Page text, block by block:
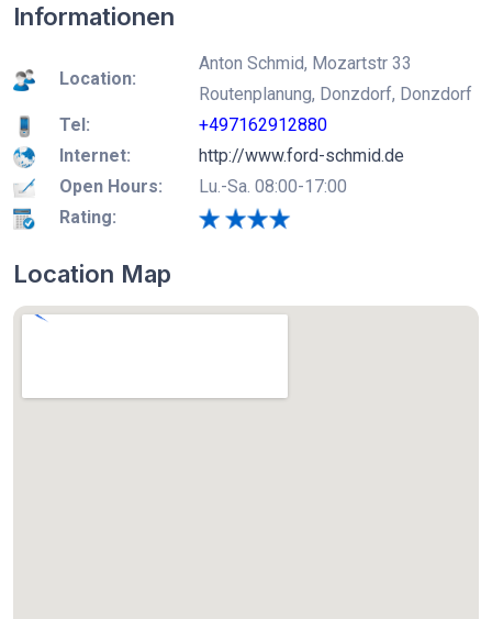
Informationen
Location:
Anton Schmid, Mozartstr 33
Routenplanung, Donzdorf, Donzdorf
Tel:
+497162912880
Internet:
http://www.ford-schmid.de
Open Hours:
Lu.-Sa. 08:00-17:00
Rating:
Location Map